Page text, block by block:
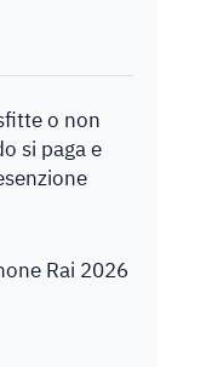
o non
si paga e
Rai 2026